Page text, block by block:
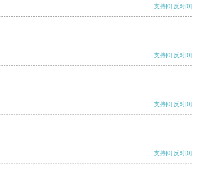
支持[0] 反对[0]
支持[0] 反对[0]
支持[0] 反对[0]
支持[0] 反对[0]